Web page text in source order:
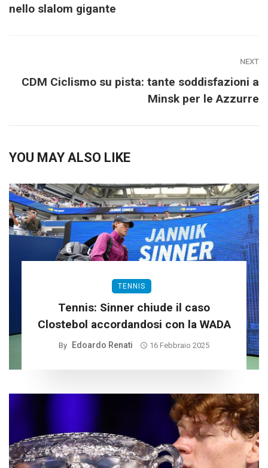
nello slalom gigante
NEXT
CDM Ciclismo su pista: tante soddisfazioni a
Minsk per le Azzurre
YOU MAY ALSO LIKE
TENNIS
Tennis: Sinner chiude il caso
Clostebol accordandosi con la WADA
By Edoardo Renati 16 Febbraio 2025